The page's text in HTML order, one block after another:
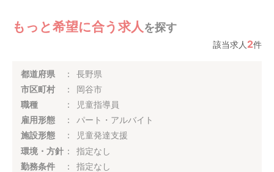
もっと希望に合う求人 を探す
該当求人 2件
都道府県
長野県
市区町村
岡谷市
職種
児童指導員
雇用形態
パート・アルバイト
施設形態
児童発達支援
環境・方針
指定なし
勤務条件
指定なし